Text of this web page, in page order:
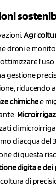
droni e
l'uso
gestione
riducendo
chimichee
di
di acqua del
di questa
digitale dei
di